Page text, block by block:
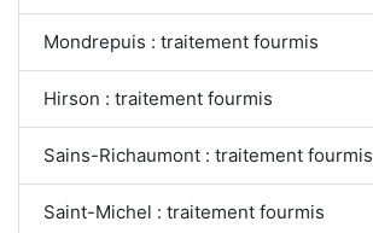
Mondrepuis : traitement fourmis
Hirson : traitement fourmis
Sains-Richaumont : traitement fourmis
Saint-Michel : traitement fourmis